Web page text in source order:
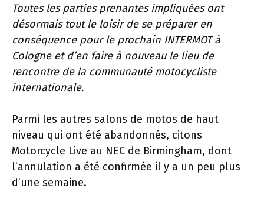
Toutes les parties prenantes impliquées ont
désormais tout le loisir de se préparer en
conséquence pour le prochain INTERMOT à
Cologne et d’en faire à nouveau le lieu de
rencontre de la communauté motocycliste
internationale.
Parmi les autres salons de motos de haut
niveau qui ont été abandonnés, citons
Motorcycle Live au NEC de Birmingham, dont
l’annulation a été confirmée il y a un peu plus
d’une semaine.